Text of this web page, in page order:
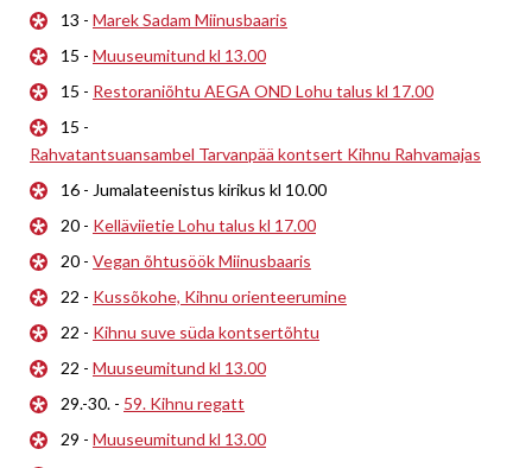
13 - Marek Sadam Miinusbaaris
15 - Muuseumitund kl 13.00
15 - Restoraniõhtu AEGA OND Lohu talus kl 17.00
15 -
Rahvatantsuansambel Tarvanpää kontsert Kihnu Rahvamajas
16 - Jumalateenistus kirikus kl 10.00
20 - Kelläviietie Lohu talus kl 17.00
20 - Vegan õhtusöök Miinusbaaris
22 - Kussõkohe, Kihnu orienteerumine
22 - Kihnu suve süda kontsertõhtu
22 - Muuseumitund kl 13.00
29.-30. - 59. Kihnu regatt
29 - Muuseumitund kl 13.00